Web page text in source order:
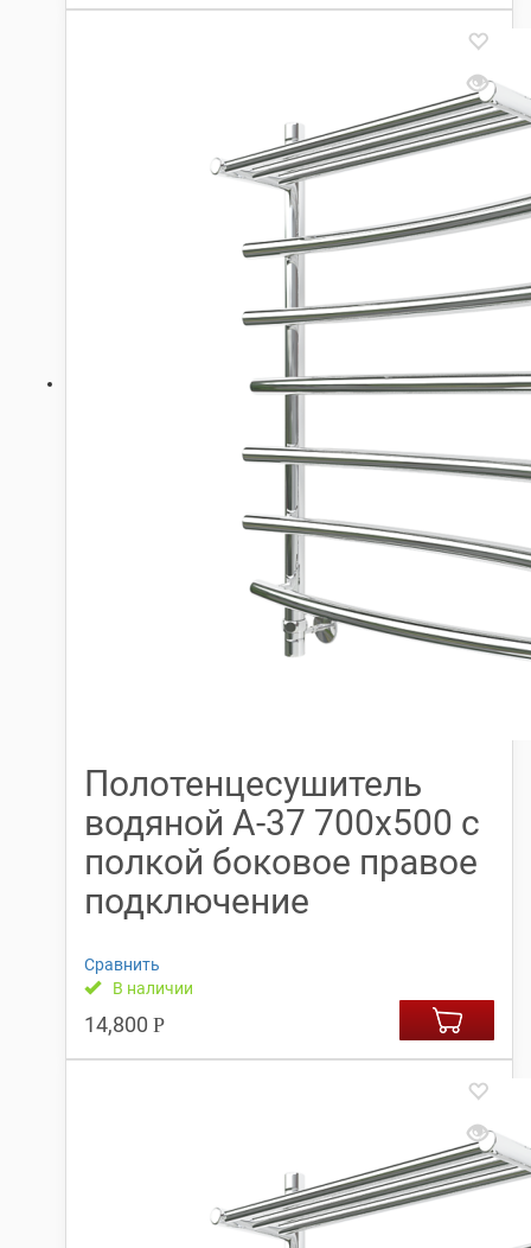
Полотенцесушитель
водяной А-37 700х500 с
полкой боковое правое
подключение
Сравнить
В наличии
14,800 Р